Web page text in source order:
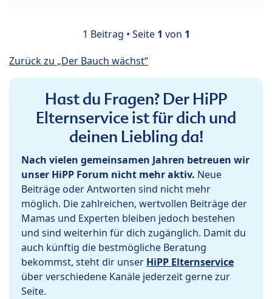
1 Beitrag • Seite 1 von 1
Zurück zu „Der Bauch wächst“
Hast du Fragen? Der HiPP
Elternservice ist für dich und
deinen Liebling da!
Nach vielen gemeinsamen Jahren betreuen wir
unser HiPP Forum nicht mehr aktiv. Neue
Beiträge oder Antworten sind nicht mehr
möglich. Die zahlreichen, wertvollen Beiträge der
Mamas und Experten bleiben jedoch bestehen
und sind weiterhin für dich zugänglich. Damit du
auch künftig die bestmögliche Beratung
bekommst, steht dir unser HiPP Elternservice
über verschiedene Kanäle jederzeit gerne zur
Seite.